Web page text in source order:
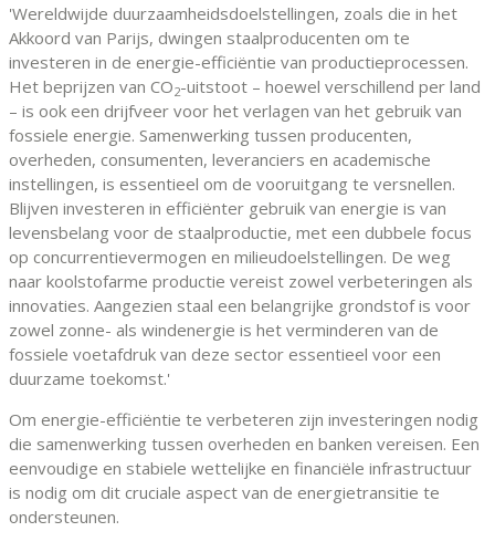
'Wereldwijde duurzaamheidsdoelstellingen, zoals die in het
Akkoord van Parijs, dwingen staalproducenten om te
investeren in de energie-efficiëntie van productieprocessen.
Het beprijzen van CO2-uitstoot – hoewel verschillend per land
– is ook een drijfveer voor het verlagen van het gebruik van
fossiele energie. Samenwerking tussen producenten,
overheden, consumenten, leveranciers en academische
instellingen, is essentieel om de vooruitgang te versnellen.
Blijven investeren in efficiënter gebruik van energie is van
levensbelang voor de staalproductie, met een dubbele focus
op concurrentievermogen en milieudoelstellingen. De weg
naar koolstofarme productie vereist zowel verbeteringen als
innovaties. Aangezien staal een belangrijke grondstof is voor
zowel zonne- als windenergie is het verminderen van de
fossiele voetafdruk van deze sector essentieel voor een
duurzame toekomst.'
Om energie-efficiëntie te verbeteren zijn investeringen nodig
die samenwerking tussen overheden en banken vereisen. Een
eenvoudige en stabiele wettelijke en financiële infrastructuur
is nodig om dit cruciale aspect van de energietransitie te
ondersteunen.